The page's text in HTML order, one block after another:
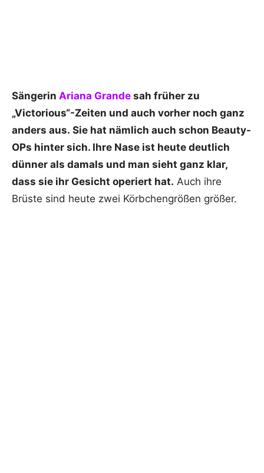
Sängerin Ariana Grande sah früher zu
„Victorious“-Zeiten und auch vorher noch ganz
anders aus. Sie hat nämlich auch schon Beauty-
OPs hinter sich. Ihre Nase ist heute deutlich
dünner als damals und man sieht ganz klar,
dass sie ihr Gesicht operiert hat. Auch ihre
Brüste sind heute zwei Körbchengrößen größer.